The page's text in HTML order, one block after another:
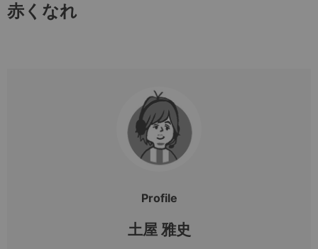
赤くなれ
Profile
土屋 雅史